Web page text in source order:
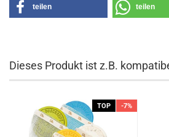
teilen teilen
Dieses Produkt ist z.B.
TOP -7%